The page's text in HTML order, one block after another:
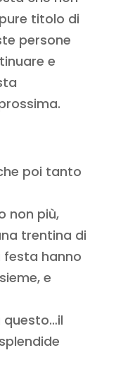
titolo di
persone
e
poi tanto
non più,
trentina di
festa hanno
e